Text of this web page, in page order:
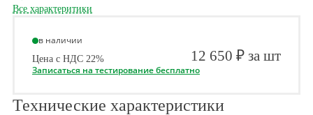
Все характеритики
в наличии
Цена с НДС 22% 12 650 ₽ за шт
Записаться на тестирование бесплатно
Технические характеристики